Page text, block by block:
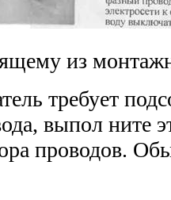
из
требует
выпол ните
проводов.